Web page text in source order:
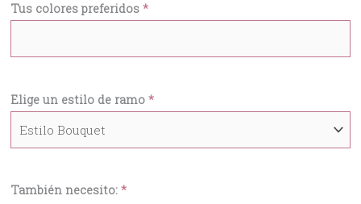
Tus colores preferidos *
Elige un estilo de ramo *
También necesito: *